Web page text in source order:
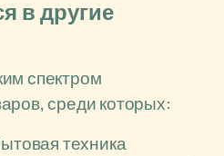
в другие
спектром
среди которых:
техника